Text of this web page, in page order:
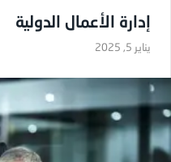
إدارة الأعمال الدولية
يناير 5, 2025